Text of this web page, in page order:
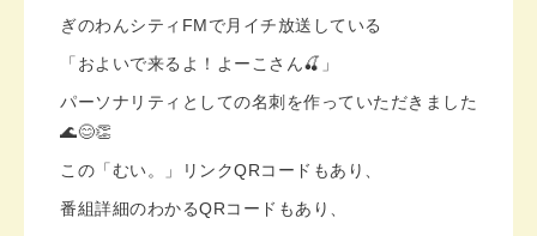
ぎのわんシティFMで月イチ放送している
「およいで来るよ！よーこさん🍒」
パーソナリティとしての名刺を作っていただきました
🌊😊👏
この「むい。」リンクQRコードもあり、
番組詳細のわかるQRコードもあり、